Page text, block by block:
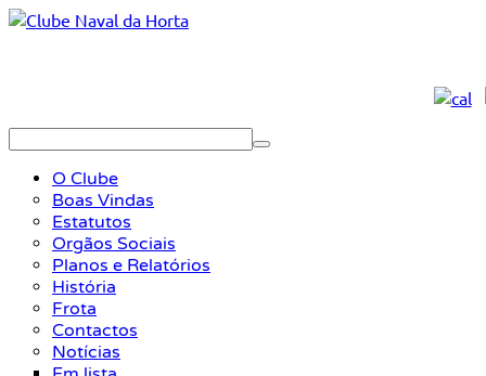
O Clube
Boas Vindas
Estatutos
Orgãos Sociais
Planos e Relatórios
História
Frota
Contactos
Notícias